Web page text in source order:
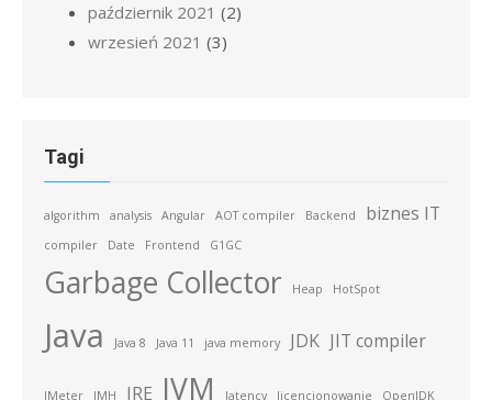
październik 2021 (2)
wrzesień 2021 (3)
Tagi
algorithm analysis Angular AOT compiler Backend biznes IT
compiler Date Frontend G1GC
Garbage Collector Heap HotSpot
Java Java 8 Java 11 java memory JDK JIT compiler
JMeter JMH JRE JVM latency licencjonowanie OpenJDK